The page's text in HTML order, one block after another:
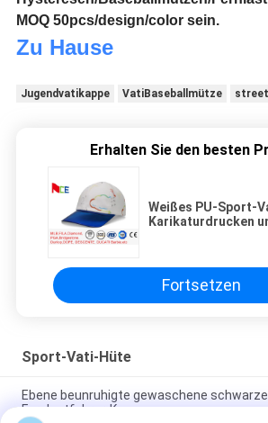
MOQ 50pcs/design/color sein.
Zu Hause
Jugendvatikappe VatiBaseballmütze
Erhalten Sie den besten
Weißes PU-Sport-
Karikaturdrucken
Fortsetzen
Sport-Vati-Hüte
Ebene beunruhigte gewaschene
Fernlastfahrer-Kappe